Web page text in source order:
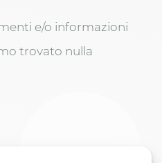
e/o informazioni
trovato nulla